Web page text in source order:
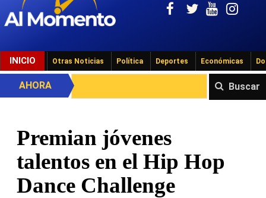
INICIO Otras Noticias Política Deportes Económicas
Buscar
AHORA
Premian jóvenes
talentos en el Hip Hop
Dance Challenge